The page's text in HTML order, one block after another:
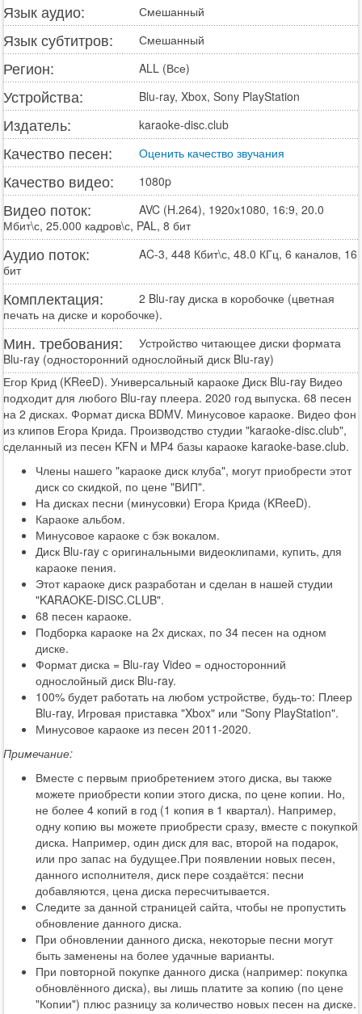
Язык аудио: Смешанный
Язык субтитров: Смешанный
Регион: ALL (Все)
Устройства: Blu-ray, Xbox, Sony PlayStation
Издатель: karaoke-disc.club
Качество песен: Оценить качество звучания
Качество видео: 1080p
Видео поток:
AVC (H.264), 1920х1080, 16:9, 20.0
Мбит\с, 25.000 кадров\с, PAL, 8 бит
Аудио поток:
AC-3, 448 Кбит\с, 48.0 КГц, 6 каналов, 16
бит
Комплектация:
2 Blu-ray диска в коробочке (цветная
печать на диске и коробочке).
Мин. требования:
Устройство читающее диски формата
Blu-ray (односторонний однослойный диск Blu-ray)
Егор Крид (KReeD). Универсальный караоке Диск Blu-ray Видео
подходит для любого Blu-ray плеера. 2020 год выпуска. 68 песен
на 2 дисках. Формат диска BDMV. Минусовое караоке. Видео фон
из клипов Егора Крида. Производство студии "karaoke-disc.club",
сделанный из песен KFN и MP4 базы караоке karaoke-base.club.
Члены нашего "караоке диск клуба", могут приобрести этот
диск со скидкой, по цене "ВИП".
На дисках песни (минусовки) Егора Крида (KReeD).
Караоке альбом.
Минусовое караоке с бэк вокалом.
Диск Blu-ray с оригинальными видеоклипами, купить, для
караоке пения.
Этот караоке диск разработан и сделан в нашей студии
"KARAOKE-DISC.CLUB".
68 песен караоке.
Подборка караоке на 2х дисках, по 34 песен на одном
диске.
Формат диска = Blu-ray Video = односторонний
однослойный диск Blu-ray.
100% будет работать на любом устройстве, будь-то: Плеер
Blu-ray, Игровая приставка "Xbox" или "Sony PlayStation".
Минусовое караоке из песен 2011-2020.
Примечание:
Вместе с первым приобретением этого диска, вы также
можете приобрести копии этого диска, по цене копии. Но,
не более 4 копий в год (1 копия в 1 квартал). Например,
одну копию вы можете приобрести сразу, вместе с покупкой
диска. Например, один диск для вас, второй на подарок,
или про запас на будущее.При появлении новых песен,
данного исполнителя, диск пере создаётся: песни
добавляются, цена диска пересчитывается.
Следите за данной страницей сайта, чтобы не пропустить
обновление данного диска.
При обновлении данного диска, некоторые песни могут
быть заменены на более удачные варианты.
При повторной покупке данного диска (например: покупка
обновлённого диска), вы лишь платите за копию (по цене
"Копии") плюс разницу за количество новых песен на диске.